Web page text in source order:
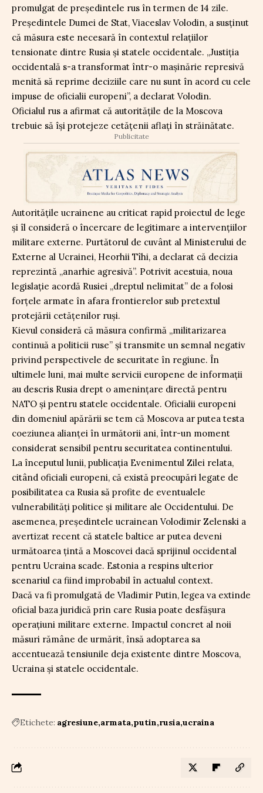
promulgat de președintele rus în termen de 14 zile.
Președintele Dumei de Stat, Viaceslav Volodin, a susținut
că măsura este necesară în contextul relațiilor
tensionate dintre Rusia și statele occidentale. „Justiția
occidentală s-a transformat într-o mașinărie represivă
menită să reprime deciziile care nu sunt în acord cu cele
impuse de oficialii europeni”, a declarat Volodin.
Oficialul rus a afirmat că autoritățile de la Moscova
trebuie să își protejeze cetățenii aflați în străinătate.
Publicitate
Autoritățile ucrainene au criticat rapid proiectul de lege
și îl consideră o încercare de legitimare a intervențiilor
militare externe. Purtătorul de cuvânt al Ministerului de
Externe al Ucrainei, Heorhii Tîhi, a declarat că decizia
reprezintă „anarhie agresivă”. Potrivit acestuia, noua
legislație acordă Rusiei „dreptul nelimitat” de a folosi
forțele armate în afara frontierelor sub pretextul
protejării cetățenilor ruși.
Kievul consideră că măsura confirmă „militarizarea
continuă a politicii ruse” și transmite un semnal negativ
privind perspectivele de securitate în regiune. În
ultimele luni, mai multe servicii europene de informații
au descris Rusia drept o amenințare directă pentru
NATO și pentru statele occidentale. Oficialii europeni
din domeniul apărării se tem că Moscova ar putea testa
coeziunea alianței în următorii ani, într-un moment
considerat sensibil pentru securitatea continentului.
La începutul lunii, publicația Evenimentul Zilei relata,
citând oficiali europeni, că există preocupări legate de
posibilitatea ca Rusia să profite de eventualele
vulnerabilități politice și militare ale Occidentului. De
asemenea, președintele ucrainean Volodimir Zelenski a
avertizat recent că statele baltice ar putea deveni
următoarea țintă a Moscovei dacă sprijinul occidental
pentru Ucraina scade. Estonia a respins ulterior
scenariul ca fiind improbabil în actualul context.
Dacă va fi promulgată de Vladimir Putin, legea va extinde
oficial baza juridică prin care Rusia poate desfășura
operațiuni militare externe. Impactul concret al noii
măsuri rămâne de urmărit, însă adoptarea sa
accentuează tensiunile deja existente dintre Moscova,
Ucraina și statele occidentale.
Etichete: agresiune armata putin rusia ucraina